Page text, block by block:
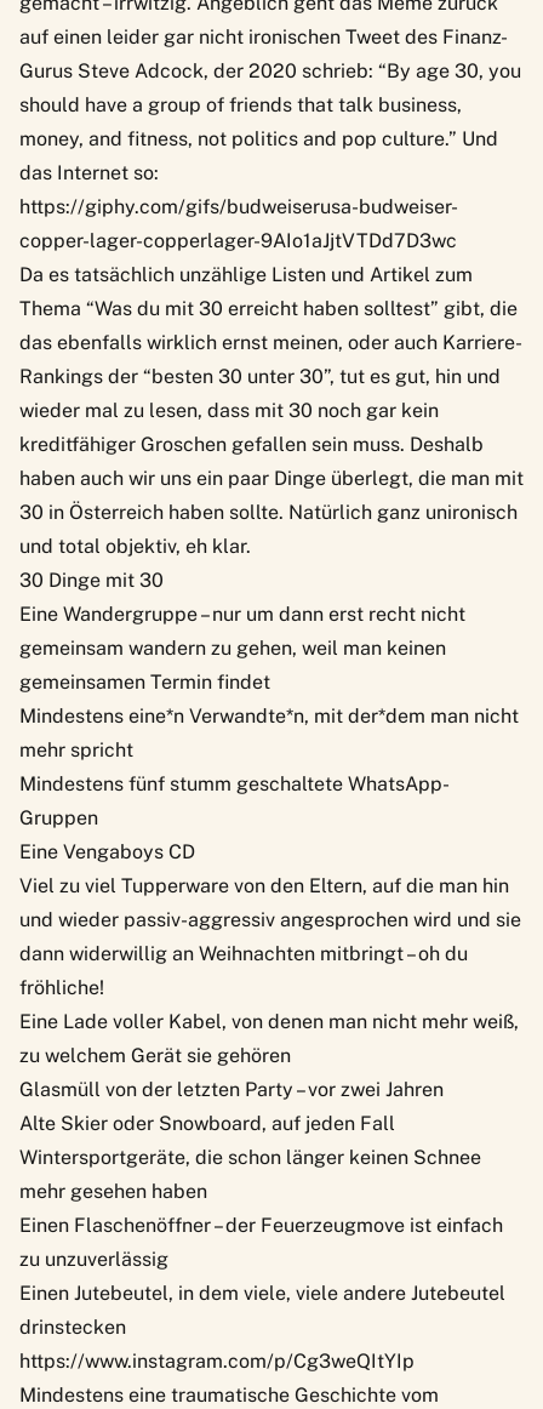
auf einen leider gar nicht ironischen Tweet des Finanz-
Gurus Steve Adcock, der 2020 schrieb: “By age 30, you
should have a group of friends that talk business,
money, and fitness, not politics and pop culture.” Und
das Internet so:
https://giphy.com/gifs/budweiserusa-budweiser-
copper-lager-copperlager-9AIo1aJjtVTDd7D3wc
Da es tatsächlich unzählige Listen und Artikel zum
Thema “Was du mit 30 erreicht haben solltest” gibt, die
das ebenfalls wirklich ernst meinen, oder auch Karriere-
Rankings der “besten 30 unter 30”, tut es gut, hin und
wieder mal zu lesen, dass mit 30 noch gar kein
kreditfähiger Groschen gefallen sein muss. Deshalb
haben auch wir uns ein paar Dinge überlegt, die man mit
30 in Österreich haben sollte. Natürlich ganz unironisch
und total objektiv, eh klar.
30 Dinge mit 30
Eine Wandergruppe – nur um dann erst recht nicht
gemeinsam wandern zu gehen, weil man keinen
gemeinsamen Termin findet
Mindestens eine*n Verwandte*n, mit der*dem man nicht
mehr spricht
Mindestens fünf stumm geschaltete WhatsApp-
Gruppen
Eine Vengaboys CD
Viel zu viel Tupperware von den Eltern, auf die man hin
und wieder passiv-aggressiv angesprochen wird und sie
dann widerwillig an Weihnachten mitbringt – oh du
fröhliche!
Eine Lade voller Kabel, von denen man nicht mehr weiß,
zu welchem Gerät sie gehören
Glasmüll von der letzten Party – vor zwei Jahren
Alte Skier oder Snowboard, auf jeden Fall
Wintersportgeräte, die schon länger keinen Schnee
mehr gesehen haben
Einen Flaschenöffner – der Feuerzeugmove ist einfach
zu unzuverlässig
Einen Jutebeutel, in dem viele, viele andere Jutebeutel
drinstecken
https://www.instagram.com/p/Cg3weQItYIp
Mindestens eine traumatische Geschichte vom